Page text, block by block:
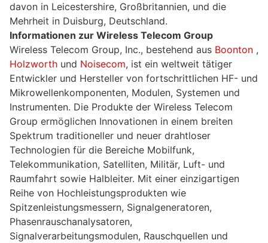
davon in Leicestershire, Großbritannien, und die
Mehrheit in Duisburg, Deutschland.
Informationen zur Wireless Telecom Group
Wireless Telecom Group, Inc., bestehend aus Boonton ,
Holzworth und Noisecom, ist ein weltweit tätiger
Entwickler und Hersteller von fortschrittlichen HF- und
Mikrowellenkomponenten, Modulen, Systemen und
Instrumenten. Die Produkte der Wireless Telecom
Group ermöglichen Innovationen in einem breiten
Spektrum traditioneller und neuer drahtloser
Technologien für die Bereiche Mobilfunk,
Telekommunikation, Satelliten, Militär, Luft- und
Raumfahrt sowie Halbleiter. Mit einer einzigartigen
Reihe von Hochleistungsprodukten wie
Spitzenleistungsmessern, Signalgeneratoren,
Phasenrauschanalysatoren,
Signalverarbeitungsmodulen, Rauschquellen und